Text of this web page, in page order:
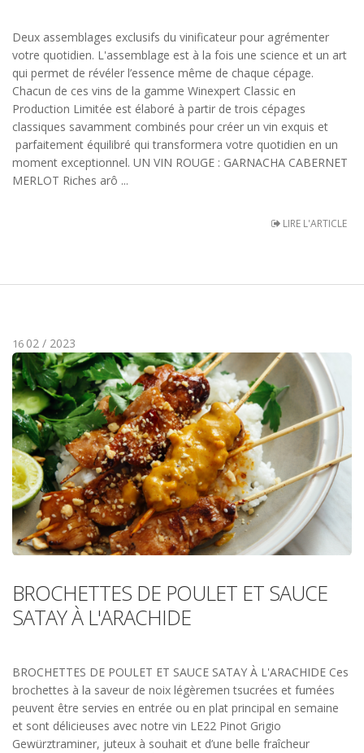
Deux assemblages exclusifs du vinificateur pour agrémenter
votre quotidien. L'assemblage est à la fois une science et un art
qui permet de révéler l’essence même de chaque cépage.
Chacun de ces vins de la gamme Winexpert Classic en
Production Limitée est élaboré à partir de trois cépages
classiques savamment combinés pour créer un vin exquis et
parfaitement équilibré qui transformera votre quotidien en un
moment exceptionnel. UN VIN ROUGE : GARNACHA CABERNET
MERLOT Riches arô ...
LIRE L'ARTICLE
16 02 / 2023
BROCHETTES DE POULET ET SAUCE
SATAY À L'ARACHIDE
BROCHETTES DE POULET ET SAUCE SATAY À L'ARACHIDE Ces
brochettes à la saveur de noix légèremen tsucrées et fumées
peuvent être servies en entrée ou en plat principal en semaine
et sont délicieuses avec notre vin LE22 Pinot Grigio
Gewürztraminer, juteux à souhait et d’une belle fraîcheur